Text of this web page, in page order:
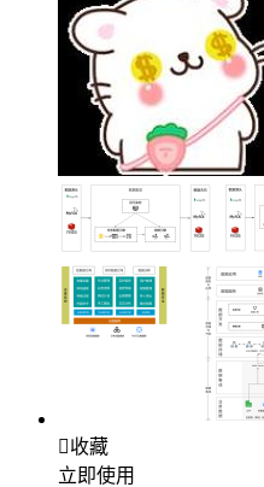
收藏
立即使用